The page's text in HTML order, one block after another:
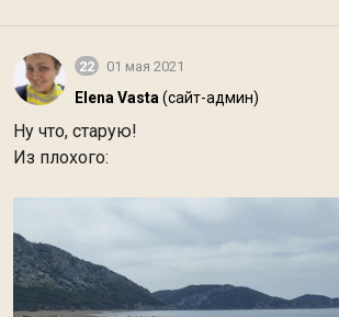
22 01 мая 2021
Elena Vasta (сайт-админ)
Ну что, старую!
Из плохого: